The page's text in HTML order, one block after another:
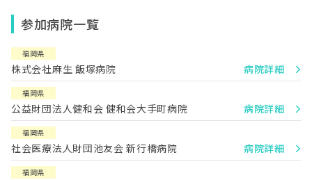
参加病院一覧
福岡県
株式会社麻生 飯塚病院 病院詳細
福岡県
公益財団法人健和会 健和会大手町病院 病院詳細
福岡県
社会医療法人財団池友会 新行橋病院 病院詳細
福岡県